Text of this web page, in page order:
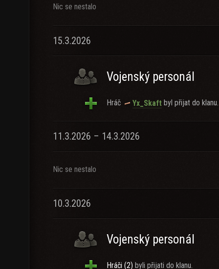
Nic se nestalo
15.3.2026
Vojenský personál
Hráč Yx_Skaft byl přijat do klanu.
11.3.2026 – 14.3.2026
Nic se nestalo
10.3.2026
Vojenský personál
Hráči (2) byli přijati do klanu.